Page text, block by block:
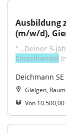
Ausbildung
(m/w/d),
Einzelhandel
Deichmann SE
Gielgen, Raum
Von